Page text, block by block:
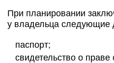
При планировании
у владельца следующие
паспорт;
свидетельство о праве